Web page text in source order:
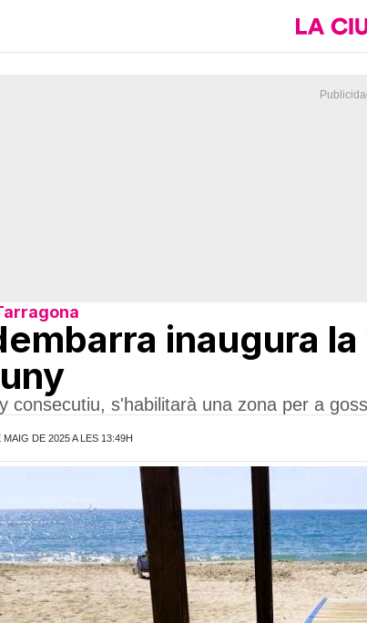
inaugura
consecutiu, s'habilitarà una zona per a
MAIG DE 2025 A LES 13:49H